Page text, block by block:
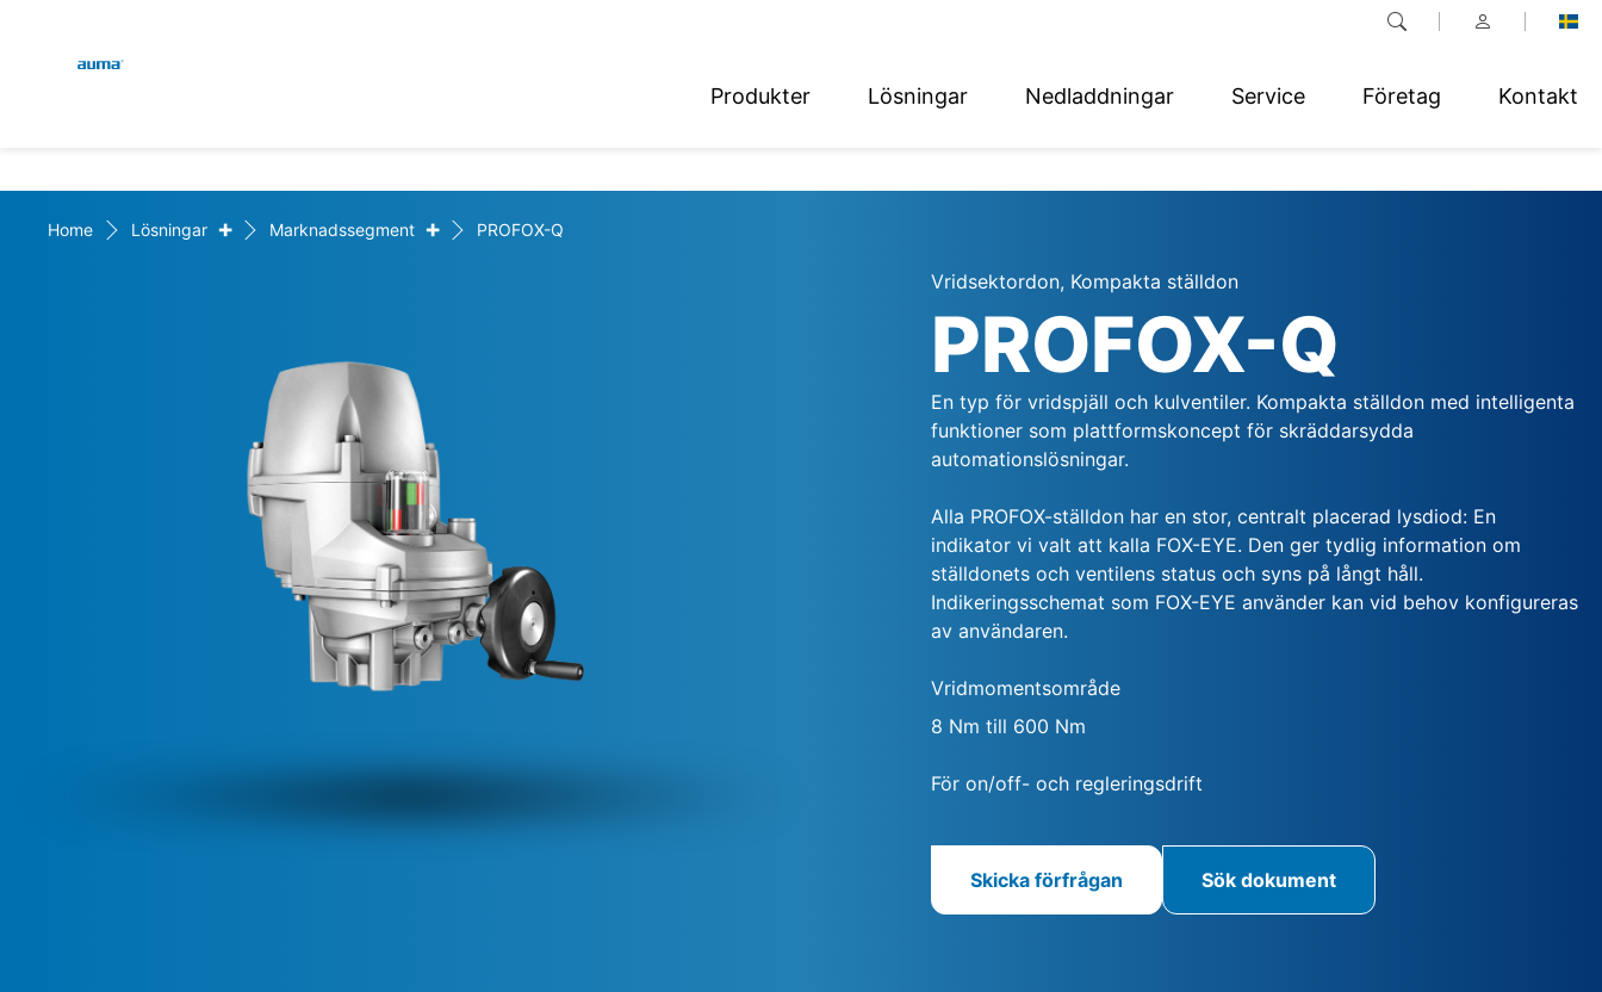
Produkter Lösningar Nedladdningar Service Företag Kontakt
Europa
Nordamerika
Deutsch
Home Lösningar + Marknadssegment + PROFOX-Q
Vridsektordon, Kompakta ställdon
PROFOX-Q
En typ för vridspjäll och kulventiler. Kompakta ställdon med intelligenta
funktioner som plattformskoncept för skräddarsydda
automationslösningar.
Alla PROFOX-ställdon har en stor, centralt placerad lysdiod: En
indikator vi valt att kalla FOX-EYE. Den ger tydlig information om
ställdonets och ventilens status och syns på långt håll.
Indikeringsschemat som FOX-EYE använder kan vid behov konfigureras
av användaren.
Vridmomentsområde
8 Nm till 600 Nm
För on/off- och regleringsdrift
Skicka förfrågan Sök dokument